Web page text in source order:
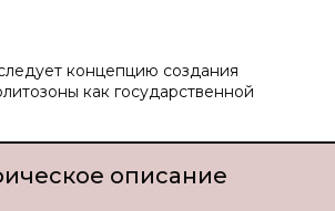
концепцию создания
как государственной
описание